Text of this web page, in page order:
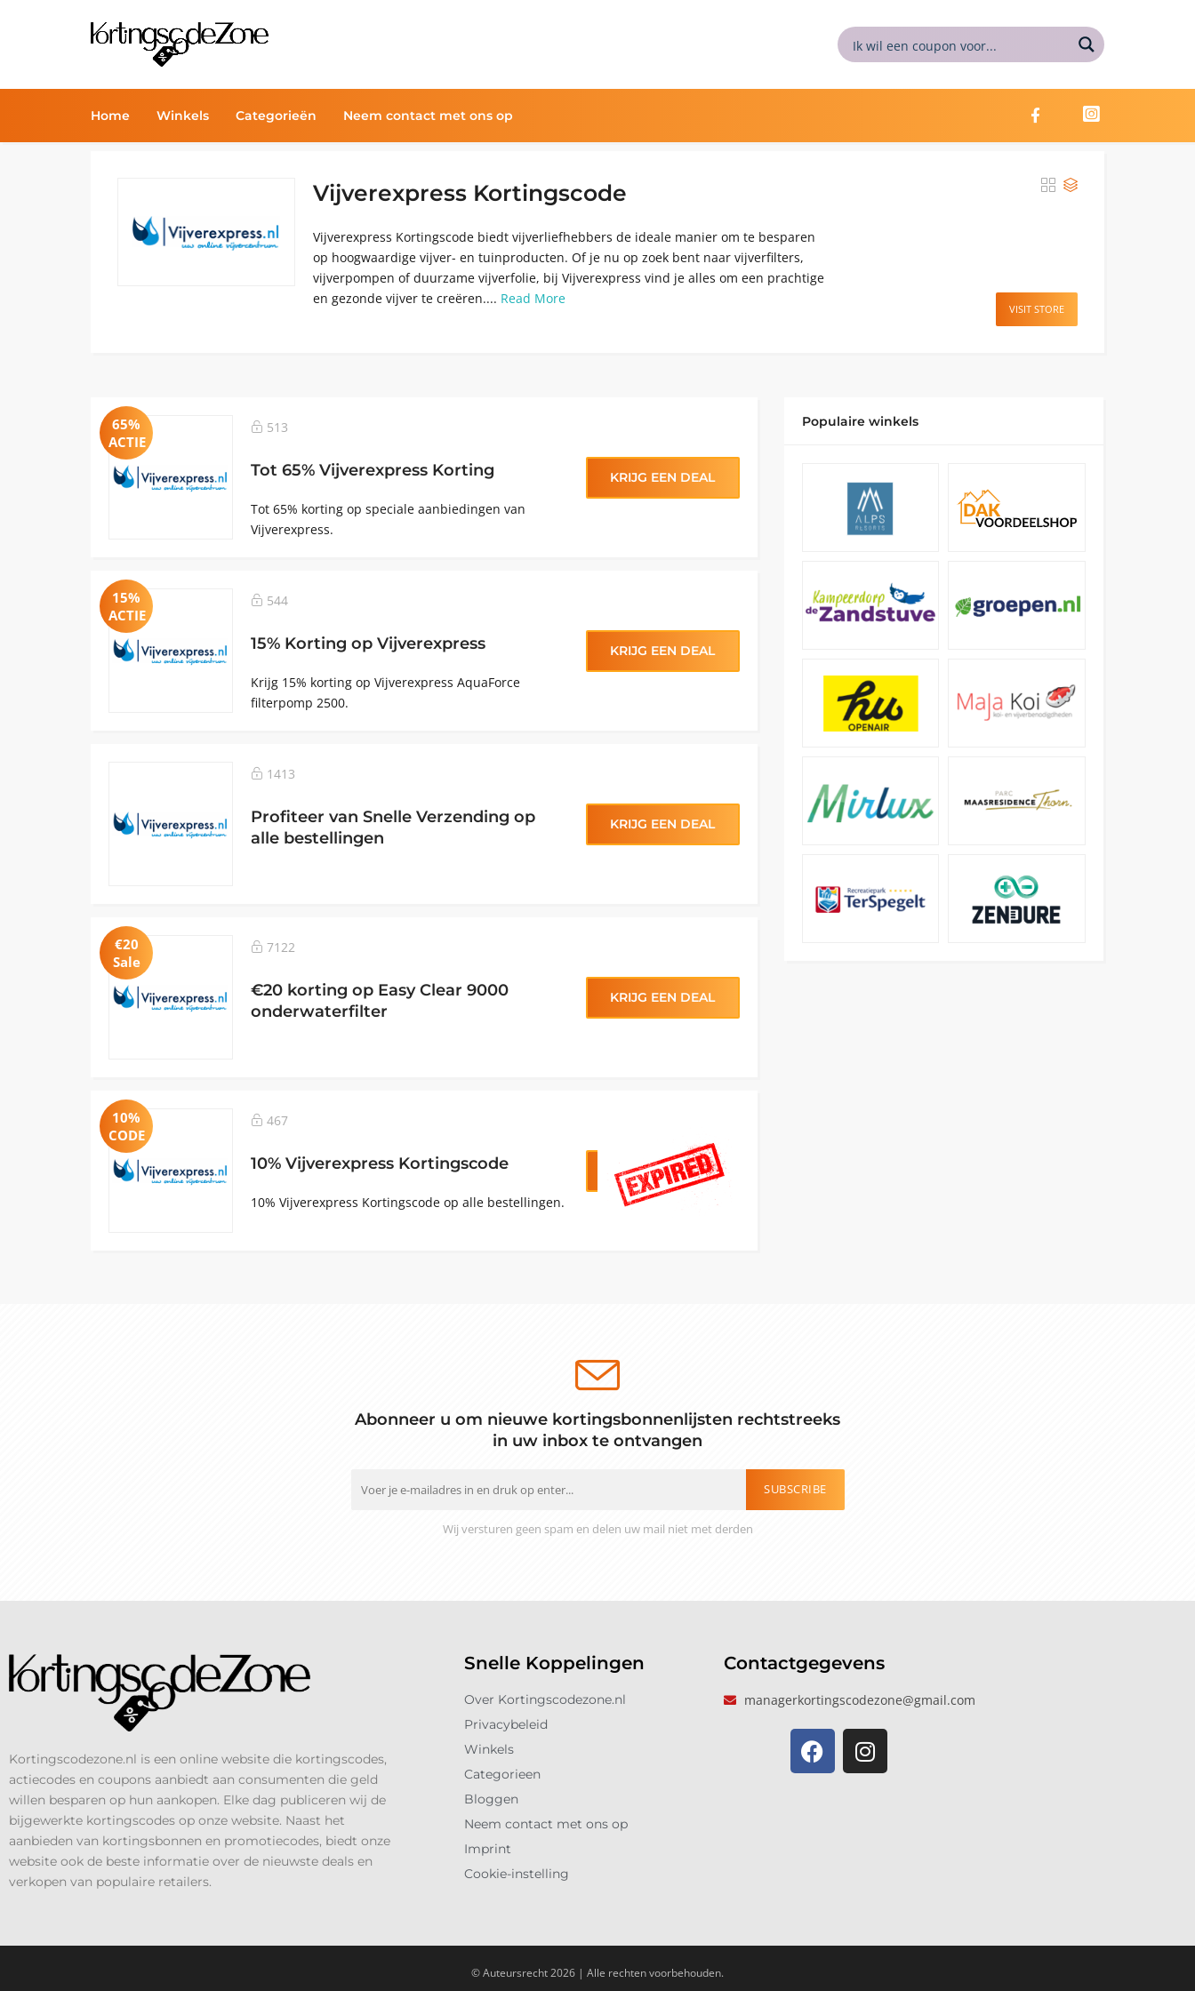
Home Winkels Categorieën Neem contact met ons op
Vijverexpress Kortingscode
Vijverexpress Kortingscode biedt vijverliefhebbers de ideale manier om te besparen
op hoogwaardige vijver- en tuinproducten. Of je nu op zoek bent naar vijverfilters,
vijverpompen of duurzame vijverfolie, bij Vijverexpress vind je alles om een prachtige
en gezonde vijver te creëren.... Read More
VISIT STORE
65%
ACTIE
513
Tot 65% Vijverexpress Korting
Tot 65% korting op speciale aanbiedingen van
Vijverexpress.
KRIJG EEN DEAL
15%
ACTIE
544
15% Korting op Vijverexpress
Krijg 15% korting op Vijverexpress AquaForce
filterpomp 2500.
KRIJG EEN DEAL
1413
Profiteer van Snelle Verzending op
alle bestellingen
KRIJG EEN DEAL
€20
Sale
7122
€20 korting op Easy Clear 9000
onderwaterfilter
KRIJG EEN DEAL
10%
CODE
467
10% Vijverexpress Kortingscode
10% Vijverexpress Kortingscode op alle bestellingen.
KRIJG CODEOM10
Populaire winkels
Abonneer u om nieuwe kortingsbonnenlijsten rechtstreeks
in uw inbox te ontvangen
SUBSCRIBE
Wij versturen geen spam en delen uw mail niet met derden
Kortingscodezone.nl is een online website die kortingscodes,
actiecodes en coupons aanbiedt aan consumenten die geld
willen besparen op hun aankopen. Elke dag publiceren wij de
bijgewerkte kortingscodes op onze website. Naast het
aanbieden van kortingsbonnen en promotiecodes, biedt onze
website ook de beste informatie over de nieuwste deals en
verkopen van populaire retailers.
Snelle Koppelingen
Over Kortingscodezone.nl
Privacybeleid
Winkels
Categorieen
Bloggen
Neem contact met ons op
Imprint
Cookie-instelling
Contactgegevens
managerkortingscodezone@gmail.com
© Auteursrecht 2026 | Alle rechten voorbehouden.